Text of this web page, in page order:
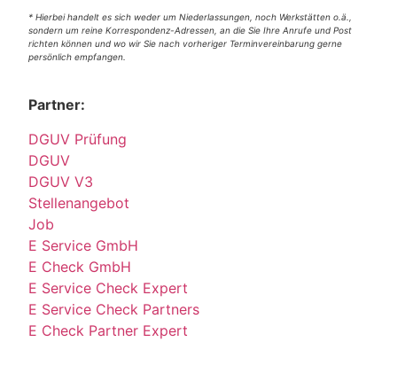
* Hierbei handelt es sich weder um Niederlassungen, noch Werkstätten o.ä.,
sondern um reine Korrespondenz-Adressen, an die Sie Ihre Anrufe und Post
richten können und wo wir Sie nach vorheriger Terminvereinbarung gerne
persönlich empfangen.
Partner:
DGUV Prüfung
DGUV
DGUV V3
Stellenangebot
Job
E Service GmbH
E Check GmbH
E Service Check Expert
E Service Check Partners
E Check Partner Expert